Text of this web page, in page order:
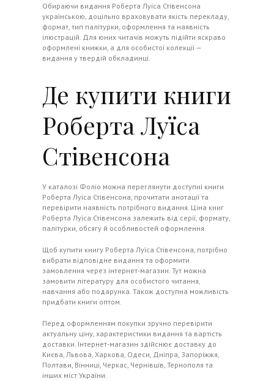
Обираючи видання Роберта Луїса Стівенсона
українською, доцільно враховувати якість перекладу,
формат, тип палітурки, оформлення та наявність
ілюстрацій. Для юних читачів можуть підійти яскраво
оформлені книжки, а для особистої колекції —
видання у твердій обкладинці.
Де купити книги
Роберта Луїса
Стівенсона
У каталозі Фоліо можна переглянути доступні книги
Роберта Луїса Стівенсона, прочитати анотації та
перевірити наявність потрібного видання. Ціна книг
Роберта Луїса Стівенсона залежить від серії, формату,
палітурки, обсягу й особливостей оформлення.
Щоб купити книгу Роберта Луїса Стівенсона, потрібно
вибрати відповідне видання та оформити
замовлення через інтернет-магазин. Тут можна
замовити літературу для особистого читання,
навчання або подарунка. Також доступна можливість
придбати книги оптом.
Перед оформленням покупки зручно перевірити
актуальну ціну, характеристики видання та вартість
доставки. Інтернет-магазин здійснює доставку до
Києва, Львова, Харкова, Одеси, Дніпра, Запоріжжя,
Полтави, Вінниці, Черкас, Чернівців, Тернополя та
інших міст України.